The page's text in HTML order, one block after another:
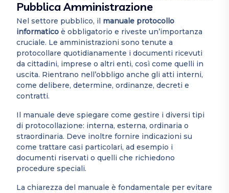
Pubblica Amministrazione
Nel settore pubblico, il manuale protocollo
informatico è obbligatorio e riveste un’importanza
cruciale. Le amministrazioni sono tenute a
protocollare quotidianamente i documenti ricevuti
da cittadini, imprese o altri enti, così come quelli in
uscita. Rientrano nell’obbligo anche gli atti interni,
come delibere, determine, ordinanze, decreti e
contratti.
Il manuale deve spiegare come gestire i diversi tipi
di protocollazione: interna, esterna, ordinaria o
straordinaria. Deve inoltre fornire indicazioni su
come trattare casi particolari, ad esempio i
documenti riservati o quelli che richiedono
procedure speciali.
La chiarezza del manuale è fondamentale per evitare